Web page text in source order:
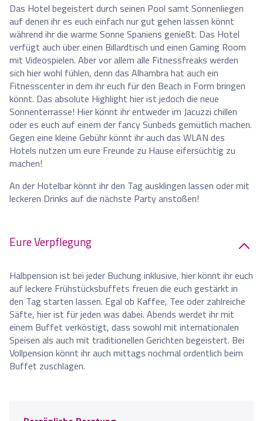
Das Hotel begeistert durch seinen Pool samt Sonnenliegen
auf denen ihr es euch einfach nur gut gehen lassen könnt
während ihr die warme Sonne Spaniens genießt. Das Hotel
verfügt auch über einen Billardtisch und einen Gaming Room
mit Videospielen. Aber vor allem alle Fitnessfreaks werden
sich hier wohl fühlen, denn das Alhambra hat auch ein
Fitnesscenter in dem ihr euch für den Beach in Form bringen
könnt. Das absolute Highlight hier ist jedoch die neue
Sonnenterrasse! Hier könnt ihr entweder im Jacuzzi chillen
oder es euch auf einem der fancy Sunbeds gemütlich machen.
Gegen eine kleine Gebühr könnt ihr auch das WLAN des
Hotels nutzen um eure Freunde zu Hause eifersüchtig zu
machen!
An der Hotelbar könnt ihr den Tag ausklingen lassen oder mit
leckeren Drinks auf die nächste Party anstoßen!
Eure Verpflegung
Halbpension ist bei jeder Buchung inklusive, hier könnt ihr euch
auf leckere Frühstücksbuffets freuen die euch gestärkt in
den Tag starten lassen. Egal ob Kaffee, Tee oder zahlreiche
Säfte, hier ist für jeden was dabei. Abends werdet ihr mit
einem Buffet verköstigt, dass sowohl mit internationalen
Speisen als auch mit traditionellen Gerichten begeistert. Bei
Vollpension könnt ihr auch mittags nochmal ordentlich beim
Buffet zuschlagen.